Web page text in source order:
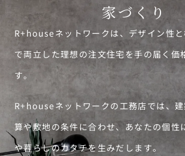
家づくり
R+houseネットワークは、デザイン性
で両立した理想の注文住宅を手の届く価
す。
R+houseネットワークの工務店では、
算や敷地の条件に合わせ、あなたの個性
や暮らしのカタチを生みだします。